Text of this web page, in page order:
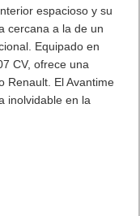
espacioso y su
cercana a la de un
Equipado en
CV, ofrece una
Renault. El Avantime
inolvidable en la